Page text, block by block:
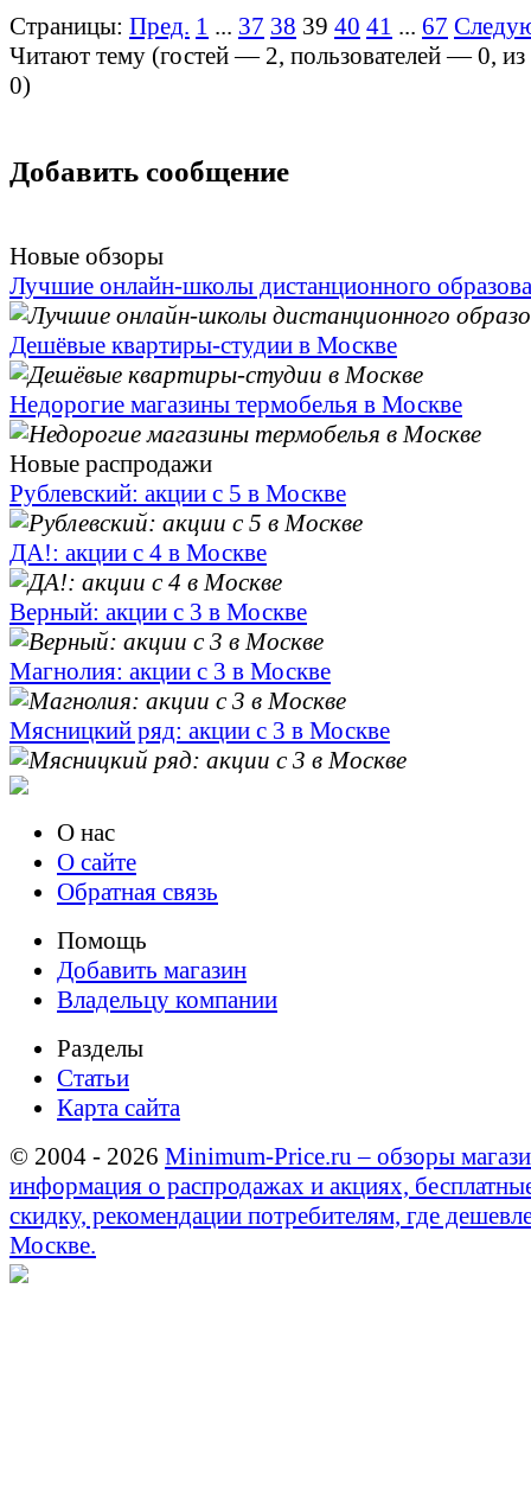
Страницы: Пред. 1 ... 37 38 39 40 41 ... 67
Читают тему (гостей — 2, пользователей —0,
0)
Добавить сообщение
Новые обзоры
Лучшие онлайн-школы дистанционного
Дешёвые квартиры-студии в Москве
Недорогие магазины термобелья в Москве
Новые распродажи
Рублевский: акции с 5 в Москве
ДА!: акции с 4 в Москве
Верный: акции с 3 в Москве
Магнолия: акции с 3 в Москве
Мясницкий ряд: акции с 3 в Москве
О нас
О сайте
Обратная связь
Помощь
Добавить магазин
Владельцу компании
Разделы
Статьи
Карта сайта
© 2004 - 2026 Minimum-Price.ru – обзоры
информация о распродажах и акциях,
скидку, рекомендации потребителям, где
Москве.